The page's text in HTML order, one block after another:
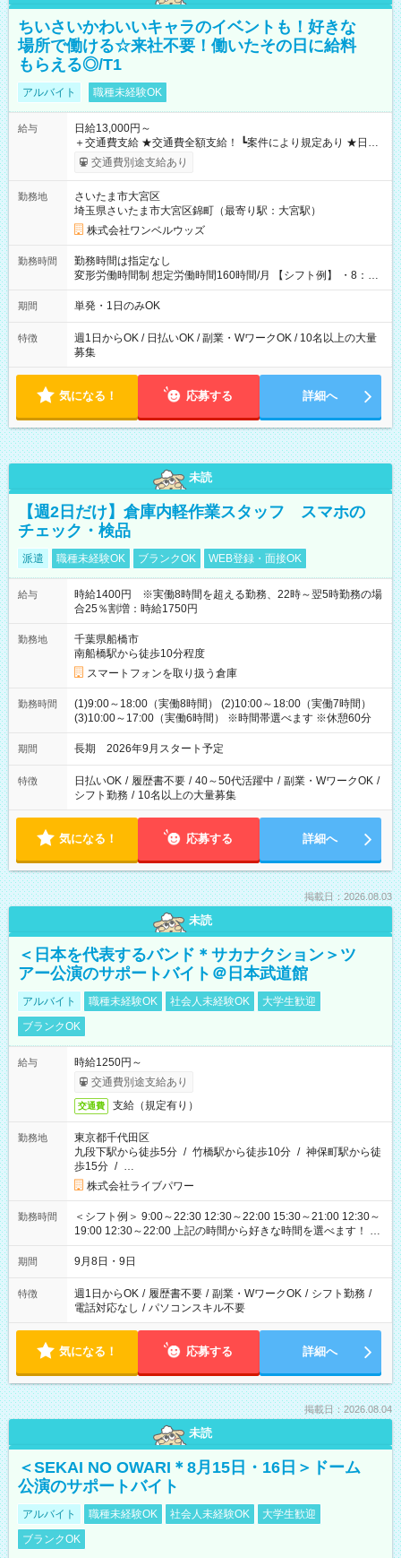
ちいさいかわいいキャラのイベントも！好きな
場所で働ける☆来社不要！働いたその日に給料
もらえる◎/T1
アルバイト 職種未経験OK
給与
日給13,000円～
＋交通費支給 ★交通費全額支給！ ┗案件により規定あり ★日払
いOK！（規定あり） ┗働いたその日に現金GET♪ お仕事後はコ
ンビニATMから 日払い分を引き落とせます！ 【試用期間】試
交通費別途支給あり
勤務地
さいたま市大宮区
埼玉県さいたま市大宮区錦町（最寄り駅：大宮駅）
株式会社ワンベルウッズ
勤務時間
勤務時間は指定なし
変形労働時間制 想定労働時間160時間/月 【シフト例】 ・8：00
～21：00
期間 単発・1日のみOK
特徴
週1日からOK / 日払いOK / 副業・WワークOK / 10名以上の大量
募集
気になる！ 応募する 詳細へ
未読
【週2日だけ】倉庫内軽作業スタッフ スマホの
チェック・検品
派遣 職種未経験OK ブランクOK WEB登録・面接OK
給与
時給1400円 ※実働8時間を超える勤務、22時～翌5時勤務の場
合25％割増：時給1750円
勤務地
千葉県船橋市
南船橋駅から徒歩10分程度
スマートフォンを取り扱う倉庫
勤務時間
(1)9:00～18:00（実働8時間） (2)10:00～18:00（実働7時間）
(3)10:00～17:00（実働6時間） ※時間帯選べます ※休憩60分
期間 長期 2026年9月スタート予定
特徴 日払いOK / 履歴書不要 / 40～50代活躍中 / 副業・WワークOK /
シフト勤務 / 10名以上の大量募集
気になる！ 応募する 詳細へ
掲載日：2026.08.03
未読
＜日本を代表するバンド＊サカナクション＞ツ
アー公演のサポートバイト＠日本武道館
アルバイト 職種未経験OK 社会人未経験OK
大学生歓迎
ブランクOK
給与
時給1250円～
交通費別途支給あり
交通費 支給（規定有り）
勤務地
東京都千代田区
九段下駅から徒歩5分 / 竹橋駅から徒歩10分 / 神保町駅から徒
歩15分 / …
株式会社ライブパワー
勤務時間
＜シフト例＞ 9:00～22:30 12:30～22:00 15:30～21:00 12:30～
19:00 12:30～22:00 上記の時間から好きな時間を選べます！ ※
時間は変更となる可能性があります
期間 9月8日・9日
特徴 週1日からOK / 履歴書不要 / 副業・WワークOK / シフト勤務 /
電話対応なし / パソコンスキル不要
気になる！ 応募する 詳細へ
掲載日：2026.08.04
未読
＜SEKAI NO OWARI＊8月15日・16日＞ドーム
公演のサポートバイト
アルバイト 職種未経験OK 社会人未経験OK
大学生歓迎
ブランクOK